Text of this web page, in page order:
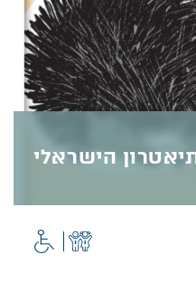
إلى صناديق
تكون فعّالة.
הישראלי
הישראלי